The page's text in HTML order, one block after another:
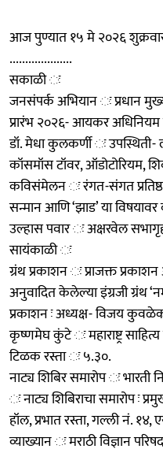
आज पुण्यात १५ मे २०२६
....................
सकाळी ः
जनसंपर्क अभियान ः प्रधान
प्रारंभ २०२६- आयकर
डॉ. मेधा कुलकर्णी ः उपस्थिती-
कॉसमॉस टॉवर, ऑडोटोरियम,
कविसंमेलन ः रंगत-संगत
सन्मान आणि ‘झाड’ या
उल्हास पवार ः अक्षरवेल
सायंकाळी ः
ग्रंथ प्रकाशन ः प्राजक्त
अनुवादित केलेल्या इंग्रजी ग्रंथ
प्रकाशन ः अध्यक्ष- विजय
कृष्णमेघ कुंटे ः महाराष्ट्र
टिळक रस्ता ः ५.३०.
नाट्य शिबिर समारोप ः भारती
ः नाट्य शिबिराचा समारोप ः
हॉल, प्रभात रस्ता, गल्ली नं.
व्याख्यान ः मराठी विज्ञान